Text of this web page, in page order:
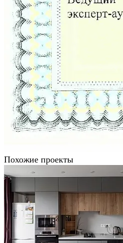
Похожие проекты